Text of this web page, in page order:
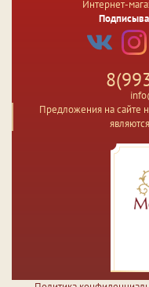
Интернет-
Предложения на сайте